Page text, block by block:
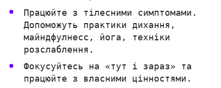
Працюйте з тілесними симптомами.
Допоможуть практики дихання,
майндфулнесс, йога, техніки
розслаблення.
Фокусуйтесь на «тут і зараз» та
працюйте з власними цінностями.